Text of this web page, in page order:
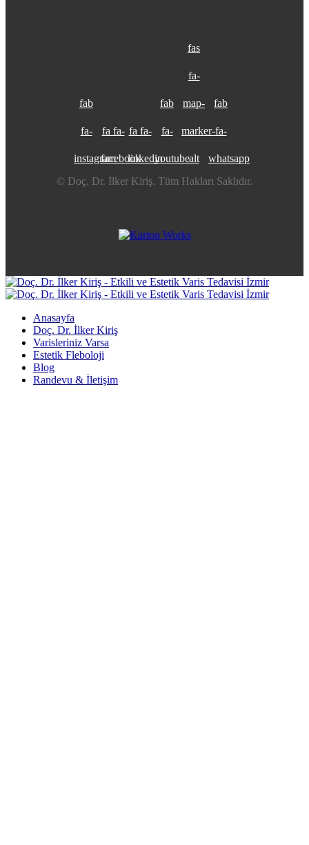
fab
fa-
instagram
fa fa-
facebook
fa fa-
linkedin
fab
fa-
youtube
fas
fa-
map-
marker-
alt
fab
fa-
whatsapp
© Doç. Dr. İlker Kiriş. Tüm Hakları Saklıdır.
Anasayfa
Doç. Dr. İlker Kiriş
Varisleriniz Varsa
Estetik Fleboloji
Blog
Randevu & İletişim